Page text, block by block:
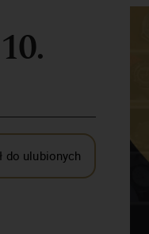
do ulubionych